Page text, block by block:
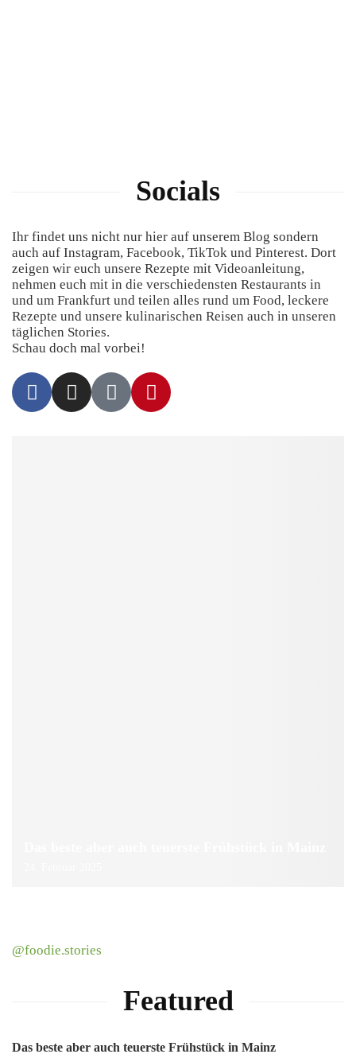
Socials
Ihr findet uns nicht nur hier auf unserem Blog sondern
auch auf Instagram, Facebook, TikTok und Pinterest. Dort
zeigen wir euch unsere Rezepte mit Videoanleitung,
nehmen euch mit in die verschiedensten Restaurants in
und um Frankfurt und teilen alles rund um Food, leckere
Rezepte und unsere kulinarischen Reisen auch in unseren
täglichen Stories.
Schau doch mal vorbei!
@foodie.stories
Featured
Das beste aber auch teuerste Frühstück in Mainz